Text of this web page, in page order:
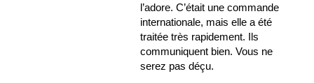
l’adore. C’était une commande
internationale, mais elle a été
traitée très rapidement. Ils
communiquent bien. Vous ne
serez pas déçu.